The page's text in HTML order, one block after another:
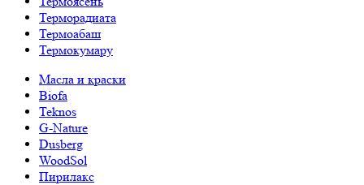
Терморадиата
Термоабаш
Термокумару
Масла и краски
Biofa
Teknos
G-Nature
Dusberg
WoodSol
Пирилакс